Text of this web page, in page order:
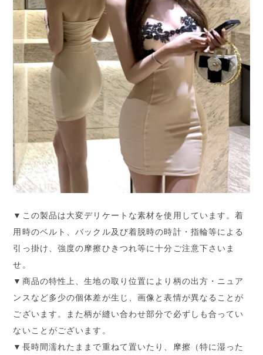
▼この製品は大変デリケートな素材を使用しています。着
用時のベルト、バックル及び着脱時の時計・指輪等による
引っ掛け、強度の摩擦ひきつれ等に十分ご注意下さいま
せ。
▼商品の特性上、生地の取り位置により柄の出方・ニュア
ンスなど多少の個体差が生じ、画像と表情が異なることが
ございます。また柄が縫い合わせ部分で必ずしも合ってい
ないことがございます。
▼長時間濡れたままで重ねて置いたり、摩擦（特に湿った